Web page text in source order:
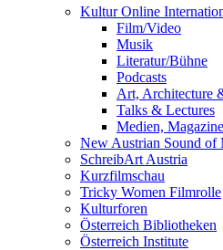
Kultur Online
Film/Video
Musik
Literatur/Bühne
Podcasts
Art, Architecture
Talks & Lectures
Medien,
New Austrian Sound of
SchreibArt Austria
Kurzfilmschau
Tricky Women Filmrolle
Kulturforen
Österreich Bibliotheken
Österreich Institute